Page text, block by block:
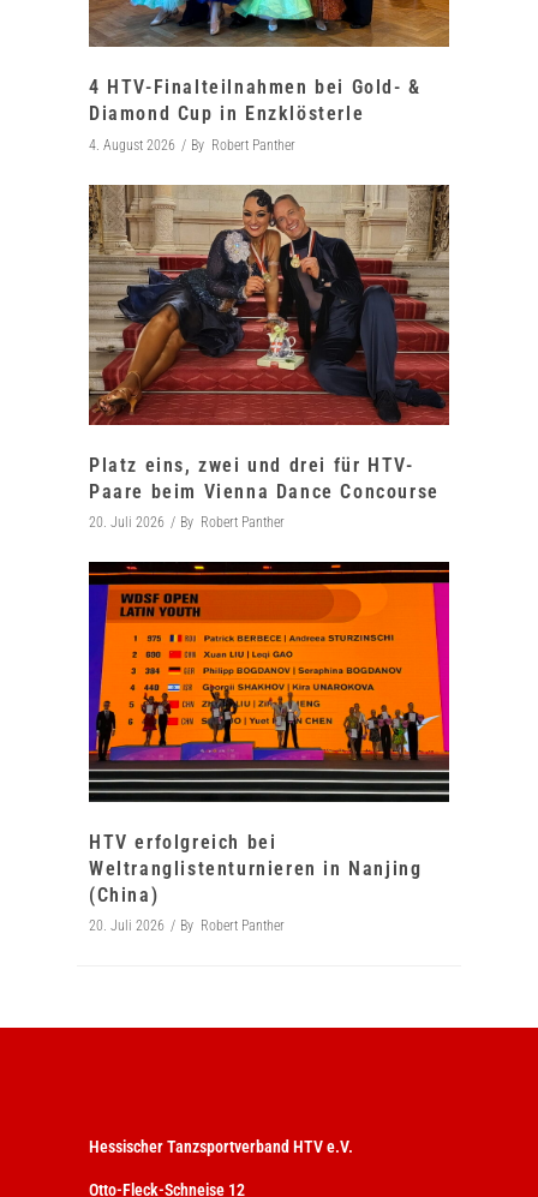
4 HTV-Finalteilnahmen bei Gold- &
Diamond Cup in Enzklösterle
4. August 2026 By Robert Panther
Platz eins, zwei und drei für HTV-
Paare beim Vienna Dance Concourse
20. Juli 2026 By Robert Panther
HTV erfolgreich bei
Weltranglistenturnieren in Nanjing
(China)
20. Juli 2026 By Robert Panther
Hessischer Tanzsportverband HTV e.V.
Otto-Fleck-Schneise 12